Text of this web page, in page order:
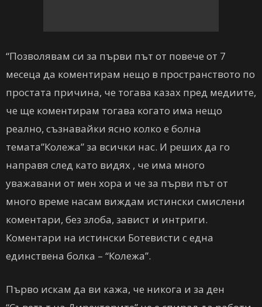
“Позволявам си за първи път от повече от 7
месеца да коментирам нещо в пространството по
простата причина, че тогава казах пред медиите,
че ще коментирам тогава когато има нещо
реално, съзнавайки ясно колко е болна
темата”Колежа” за всички нас. И реших да го
направя след като видях , че има много
уважавани от мен хора и че за първи път от
много време насам виждам истински смислени
коментари, без злоба, завист и интриги.
Коментари на истински Ботевисти с една
единствена болка – “Колежа”.
Първо искам да ви кажа, че никога и за ден